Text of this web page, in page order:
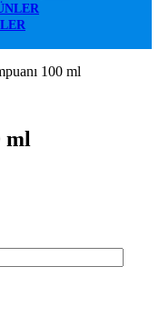
100 ml
ml